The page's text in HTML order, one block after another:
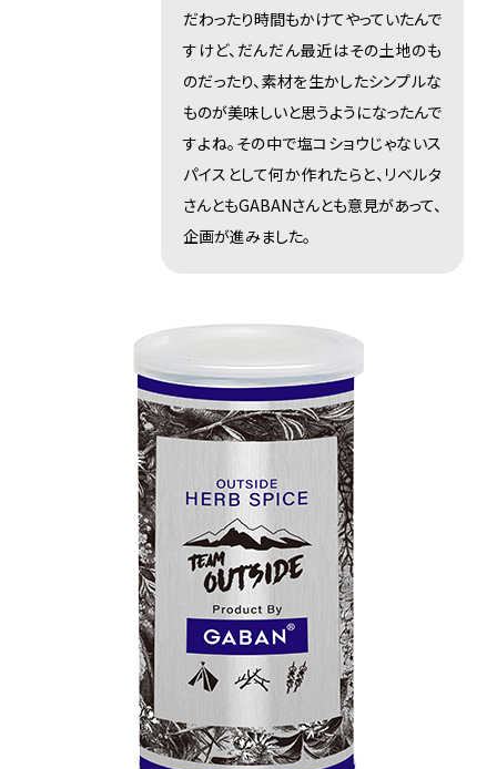
だわったり時間もかけてやっていたんで
すけど、だんだん最近はその土地のも
のだったり、素材を生かしたシンプルな
ものが美味しいと思うようになったんで
すよね。その中で塩コショウじゃないス
パイスとして何か作れたらと、リベルタ
さんともGABANさんとも意見があって、
企画が進みました。